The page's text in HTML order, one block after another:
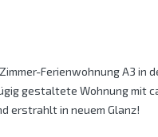
Ferienwohnung A3 in
gestaltete Wohnung mit
erstrahlt in neuem Glanz!